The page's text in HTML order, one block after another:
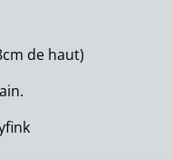
de haut)